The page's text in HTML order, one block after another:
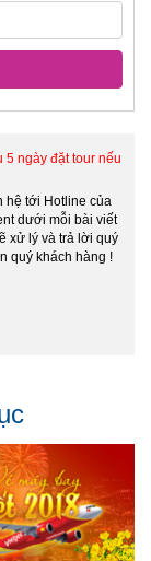
5 ngày đặt tour nếu
hệ tới Hotline của
dưới mỗi bài viết
xử lý và trả lời quý
quý khách hàng !